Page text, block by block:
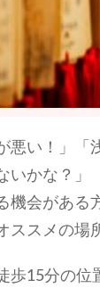
悪い！」
いかな？」
機会がある
ススメの場
歩15分の位